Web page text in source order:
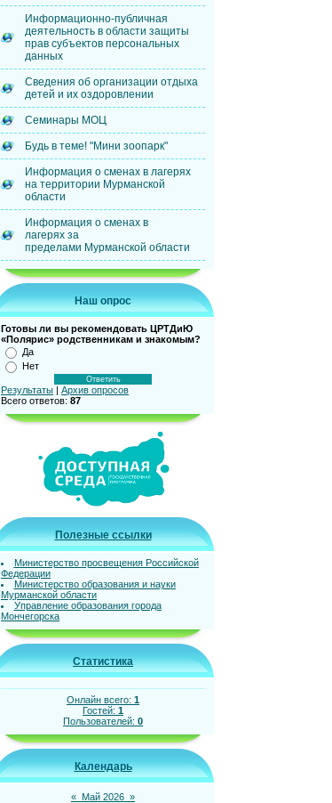
Информационно-публичная
деятельность в области защиты
прав субъектов персональных
данных
Сведения об организации отдыха
детей и их оздоровлении
Семинары МОЦ
Будь в теме! "Мини зоопарк"
Информация о сменах в лагерях
на территории Мурманской
области
Информация о сменах в
лагерях за
пределами Мурманской области
Наш опрос
Готовы ли вы рекомендовать ЦРТДиЮ
«Полярис» родственникам и знакомым?
Да
Нет
Результаты | Архив опросов
Всего ответов: 87
Полезные ссылки
Министерство просвещения Российской
Федерации
Министерство образования и науки
Мурманской области
Управление образования города
Мончегорска
Статистика
Онлайн всего: 1
Гостей: 1
Пользователей: 0
Календарь
« Май 2026 »